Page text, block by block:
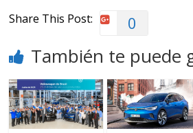
Share This Post: 0
También te puede